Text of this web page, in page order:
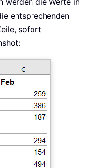
entsprechenden
sofort